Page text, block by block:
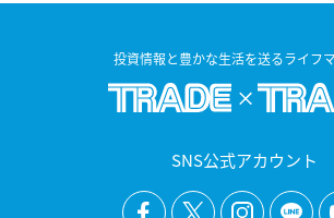
投資情報と豊かな生活を送るライフ
SNS公式アカウント